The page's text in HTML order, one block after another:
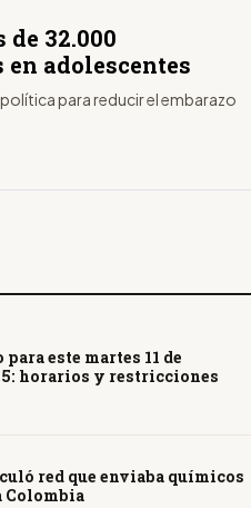
32.000
adolescentes
para reducir el embarazo
este martes 11 de
horarios y restricciones
red que enviaba químicos
Colombia